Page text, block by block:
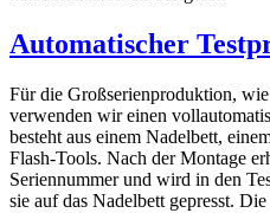
Automatischer
Für die Großserienproduktion,
verwenden wir einen
besteht aus einem Nadelbett,
Flash-Tools. Nach der Montage
Seriennummer und wird in den
sie auf das Nadelbett gepresst.